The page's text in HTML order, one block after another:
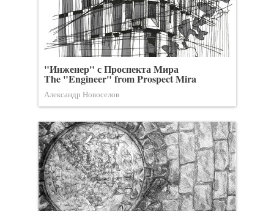
"Инженер" с Проспекта Мира
The "Engineer" from Prospect Mira
Александр Новоселов